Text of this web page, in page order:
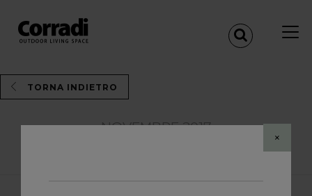
×
TORNA INDIETRO
NOVEMBRE 2017